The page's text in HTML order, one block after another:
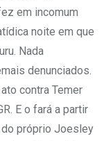
em incomum
noite em que
Nada
denunciados.
contra Temer
E o fará a partir
próprio Joesley